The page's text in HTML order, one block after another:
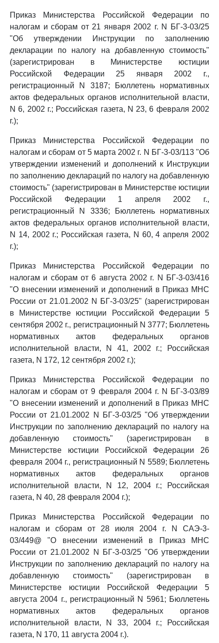
Приказ Министерства Российской Федерации по
налогам и сборам от 21 января 2002 г. N БГ-3-03/25
"Об утверждении Инструкции по заполнению
декларации по налогу на добавленную стоимость"
(зарегистрирован в Министерстве юстиции
Российской Федерации 25 января 2002 г.,
регистрационный N 3187; Бюллетень нормативных
актов федеральных органов исполнительной власти,
N 6, 2002 г.; Российская газета, N 23, 6 февраля 2002
г.);
Приказ Министерства Российской Федерации по
налогам и сборам от 5 марта 2002 г. N БГ-3-03/113 "Об
утверждении изменений и дополнений к Инструкции
по заполнению деклараций по налогу на добавленную
стоимость" (зарегистрирован в Министерстве юстиции
Российской Федерации 1 апреля 2002 г.,
регистрационный N 3336; Бюллетень нормативных
актов федеральных органов исполнительной власти,
N 14, 2002 г.; Российская газета, N 60, 4 апреля 2002
г.);
Приказ Министерства Российской Федерации по
налогам и сборам от 6 августа 2002 г. N БГ-3-03/416
"О внесении изменений и дополнений в Приказ МНС
России от 21.01.2002 N БГ-3-03/25" (зарегистрирован
в Министерстве юстиции Российской Федерации 5
сентября 2002 г., регистрационный N 3777; Бюллетень
нормативных актов федеральных органов
исполнительной власти, N 41, 2002 г.; Российская
газета, N 172, 12 сентября 2002 г.);
Приказ Министерства Российской Федерации по
налогам и сборам от 9 февраля 2004 г. N БГ-3-03/89
"О внесении изменений и дополнений в Приказ МНС
России от 21.01.2002 N БГ-3-03/25 "Об утверждении
Инструкции по заполнению деклараций по налогу на
добавленную стоимость" (зарегистрирован в
Министерстве юстиции Российской Федерации 26
февраля 2004 г., регистрационный N 5589; Бюллетень
нормативных актов федеральных органов
исполнительной власти, N 12, 2004 г.; Российская
газета, N 40, 28 февраля 2004 г.);
Приказ Министерства Российской Федерации по
налогам и сборам от 28 июля 2004 г. N САЭ-3-
03/449@ "О внесении изменений в Приказ МНС
России от 21.01.2002 N БГ-3-03/25 "Об утверждении
Инструкции по заполнению деклараций по налогу на
добавленную стоимость" (зарегистрирован в
Министерстве юстиции Российской Федерации 5
августа 2004 г., регистрационный N 5961; Бюллетень
нормативных актов федеральных органов
исполнительной власти, N 33, 2004 г.; Российская
газета, N 170, 11 августа 2004 г.).